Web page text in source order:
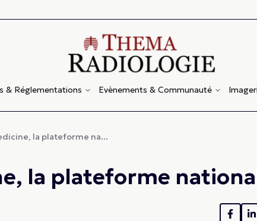
& Réglementations Evènements & Communauté
la plateforme na...
la plateforme